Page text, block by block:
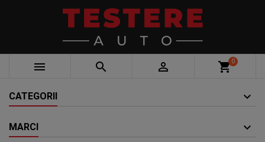
   shopping_cart0
CATEGORII
MARCI